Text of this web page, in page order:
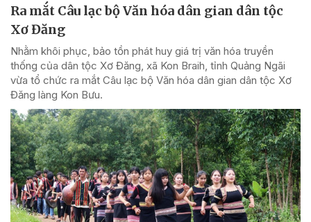
Ra mắt Câu lạc bộ Văn hóa dân gian dân tộc
Xơ Đăng
Nhằm khôi phục, bảo tồn phát huy giá trị văn hóa truyền
thống của dân tộc Xơ Đăng, xã Kon Braih, tỉnh Quảng Ngãi
vừa tổ chức ra mắt Câu lạc bộ Văn hóa dân gian dân tộc Xơ
Đăng làng Kon Bưu.